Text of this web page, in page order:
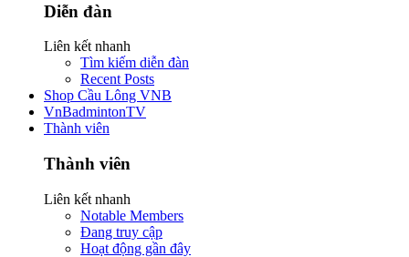
Diễn đàn
Liên kết nhanh
Tìm kiếm diễn đàn
Recent Posts
Shop Cầu Lông VNB
VnBadmintonTV
Thành viên
Thành viên
Liên kết nhanh
Notable Members
Đang truy cập
Hoạt động gần đây